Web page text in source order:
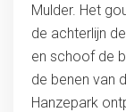
Mulder. Het
de achterlijn
en schoof de
de benen van
Hanzepark